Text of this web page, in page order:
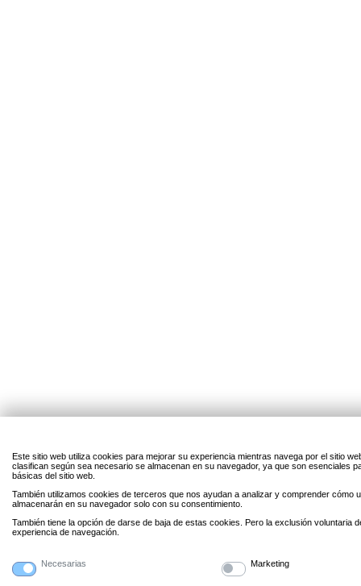
Este sitio web utiliza cookies para mejorar su experiencia mientras navega por el sitio
clasifican según sea necesario se almacenan en su navegador, ya que son esenciales
básicas del sitio web.
También utilizamos cookies de terceros que nos ayudan a analizar y comprender cómo
almacenarán en su navegador solo con su consentimiento.
También tiene la opción de darse de baja de estas cookies. Pero la exclusión voluntaria
experiencia de navegación.
Necesarias Marketing